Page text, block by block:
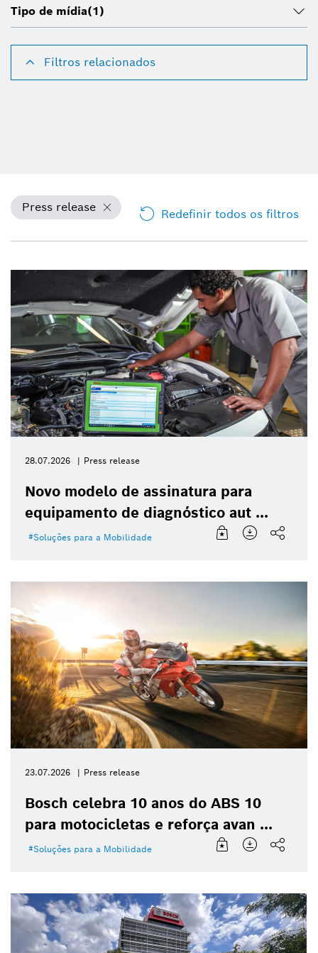
Tipo de mídia(1)
Filtros relacionados
Press release Redefinir todos os filtros
28.07.2026 Press release
Novo modelo de assinatura para
equipamento de diagnóstico aut ...
Soluções para a Mobilidade
23.07.2026 Press release
Bosch celebra 10 anos do ABS 10
para motocicletas e reforça avan ...
Soluções para a Mobilidade